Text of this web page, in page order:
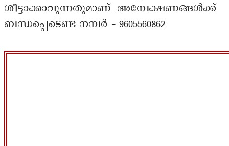
ശീട്ടാക്കാവുന്നതുമാണ്. അന്വേക്ഷണങ്ങൾക്ക്
ബന്ധപ്പെടെണ്ട നമ്പർ – 9605560862